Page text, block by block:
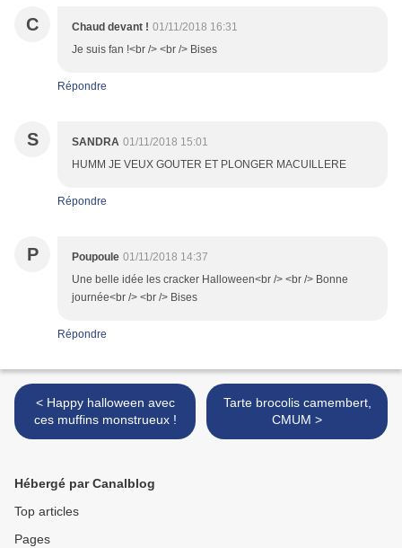
C Chaud devant ! 01/11/2018 16:31
Je suis fan !<br /> <br /> Bises
Répondre
S SANDRA 01/11/2018 15:01
HUMM JE VEUX GOUTER ET PLONGER MACUILLERE
Répondre
P Poupoule 01/11/2018 14:37
Une belle idée les cracker Halloween<br /> <br /> Bonne
journée<br /> <br /> Bises
Répondre
< Happy halloween avec
ces muffins monstrueux !
Tarte brocolis camembert,
CMUM >
Hébergé par Canalblog
Top articles
Pages